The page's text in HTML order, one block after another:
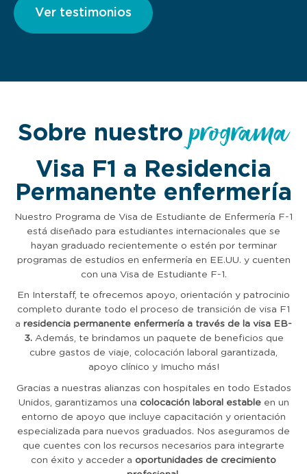
Ver testimonios
Sobre nuestroprograma
Visa F1 a Residencia
Permanente enfermería
Nuestro Programa de Visa de Estudiante de Enfermería F-1
está diseñado para estudiantes internacionales que se
hayan graduado recientemente o estén por terminar
programas de estudios en enfermería en EE.UU. y cuenten
con una Visa de Estudiante F-1.
En Interstaff, te ofrecemos apoyo, orientación y patrocinio
completo durante todo el proceso de transición de visa F1
a residencia permanente enfermería a través de la visa EB-
3.Además, te brindamos un paquete de beneficios que
cubre gastos de viaje, colocación laboral garantizada,
apoyo clínico y ¡mucho más!
Gracias a nuestras alianzas con hospitales en todo Estados
Unidos, garantizamos una colocación laboral estableen un
entorno de apoyo que incluye capacitación y orientación
especializada para nuevos graduados. Nos aseguramos de
que cuentes con los recursos necesarios para integrarte
con éxito y acceder a oportunidades de crecimiento